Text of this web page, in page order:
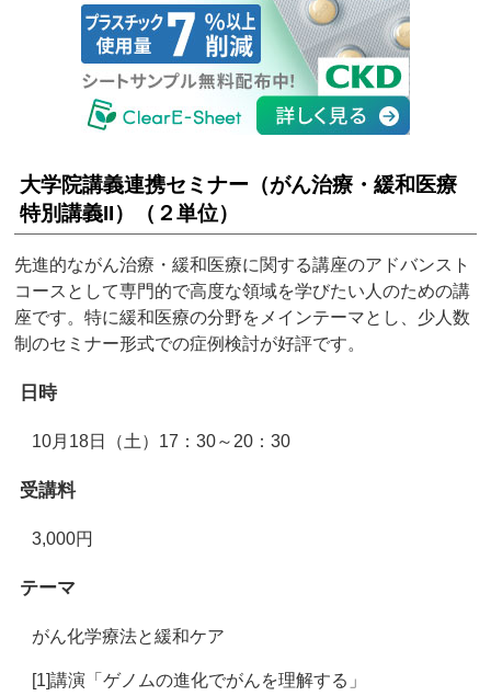
大学院講義連携セミナー（がん治療・緩和医療
特別講義II）（２単位）
先進的ながん治療・緩和医療に関する講座のアドバンスト
コースとして専門的で高度な領域を学びたい人のための講
座です。特に緩和医療の分野をメインテーマとし、少人数
制のセミナー形式での症例検討が好評です。
日時
10月18日（土）17：30～20：30
受講料
3,000円
テーマ
がん化学療法と緩和ケア
[1]講演「ゲノムの進化でがんを理解する」